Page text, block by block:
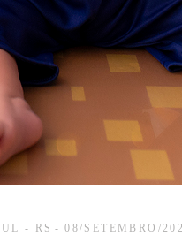
- RS 08/SETEMBRO/